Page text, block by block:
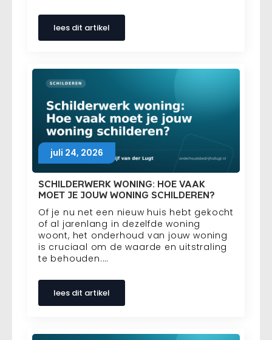
lees dit artikel
SCHILDERWERK WONING: HOE VAAK
MOET JE JOUW WONING SCHILDEREN?
juli 24, 2026
Of je nu net een nieuw huis hebt gekocht
of al jarenlang in dezelfde woning
woont, het onderhoud van jouw woning
is cruciaal om de waarde en uitstraling
te behouden.…
lees dit artikel